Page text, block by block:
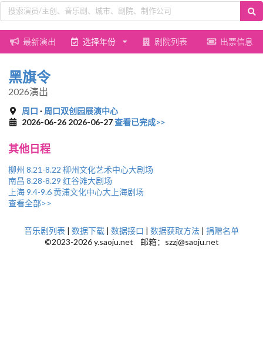
最新演出 选择年份 剧院列表 出票信息
黑旗令
2026演出
周口 · 周口双创园展演中心
2026-06-26 2026-06-27查看已完成>>
其他日程
柳州 8.21-8.22 柳州文化艺术中心大剧场
南昌 8.28-8.29 红谷滩大剧场
上海 9.4-9.6 黄浦文化中心大上海剧场
查看全部>>
音乐剧列表 | 数据下载 | 数据接口 | 数据获取方法 | 捐赠名单
©2023-2026 y.saoju.net 邮箱：szzj@saoju.net